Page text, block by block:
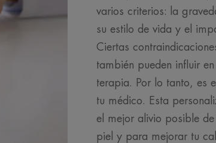
varios criterios: la
su estilo de vida y el
Ciertas
también pueden influir
terapia. Por lo tanto, es
tu médico. Esta
el mejor alivio posible
piel y para mejorar tu